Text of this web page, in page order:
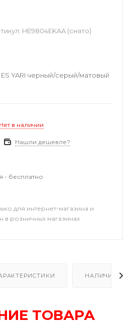
HE9804EKAA (снято)
YARI черный/серый/матовый
Нет в наличии
Нашли дешевле?
- бесплатно
для интернет-магазина и
в розничных магазинах
НАЛИЧИЕ
ТОВАРА